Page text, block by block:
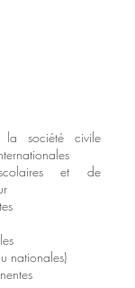
la société civile
et de
nationales)